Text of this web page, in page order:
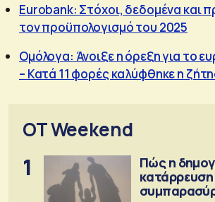
Eurobank: Στόχοι, δεδομένα και
τον προϋπολογισμό του 2025
Ομόλογα: Άνοιξε η όρεξη για το
– Κατά 11 φορές καλύφθηκε η
OT Weekend
1
Πώς η
κατάρρευση